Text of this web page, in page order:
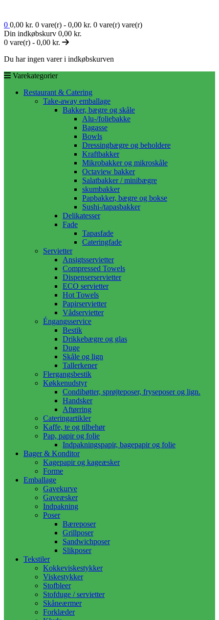
0 0,00 kr. 0 vare(r) - 0,00 kr. 0 vare(r) vare(r)
Din indkøbskurv 0,00 kr.
0 vare(r) - 0,00 kr.
Du har ingen varer i indkøbskurven
Varekategorier
Restaurant & Catering
Take-away emballage
Bakker, bægre og skåle
Alu-/foliebakke
Bagasse
Bowls
Dressingbægre og beholdere
Kraftbakker
Mikrobakker og mikroskåle
Octaview bakker
Salatbakker / minibægre
skumbakker
Papbakker, bægre og bokse
Sushi-/tapasbakker
Delikatesser
Fade
Tapasfade
Cateringfade
Servietter
Ansigtsservietter
Compressed Towels
Dispenserservietter
ECO servietter
Hot Towels
Papirservietter
Vådservietter
Éngangsservice
Bestik
Drikkebægre og glas
Duge
Skåle og lign
Tallerkener
Flergangsbestik
Køkkenudstyr
Condibøtter, sprøjteposer, fryseposer og lign.
Handsker
Aftørring
Cateringartikler
Kaffe, te og tilbehør
Pap, papir og folie
Indpakningspapir, bagepapir og folie
Bager & Konditor
Kagepapir og kageæsker
Forme
Emballage
Gavekurve
Gaveæsker
Indpakning
Poser
Bæreposer
Grillposer
Sandwichposer
Slikposer
Tekstiler
Kokkeviskestykker
Viskestykker
Stofbleer
Stofduge / servietter
Skåneærmer
Forklæder